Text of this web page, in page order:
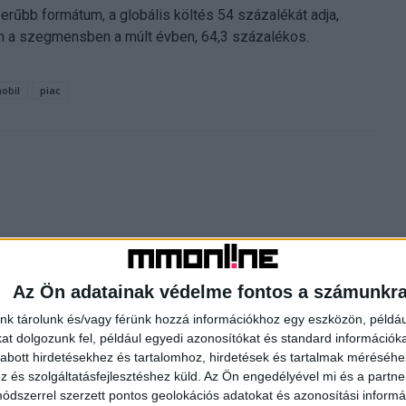
Az Ön adatainak védelme fontos a
tárolunk és/vagy férünk hozzá információkhoz egy eszközön,
dolgozunk fel, például egyedi azonosítókat és standard
hirdetésekhez és tartalomhoz, hirdetések és tartalmak
és szolgáltatásfejlesztéshez küld. Az Ön engedélyével mi és a
szerzett pontos geolokációs adatokat és azonosítási
formátum, a globális költés 54 százalékát adja,
szegmensben a múlt évben, 64,3 százalékos.
piac
Következő cikk
A jövőbe pillantott az IBM – itt vannak a részletek